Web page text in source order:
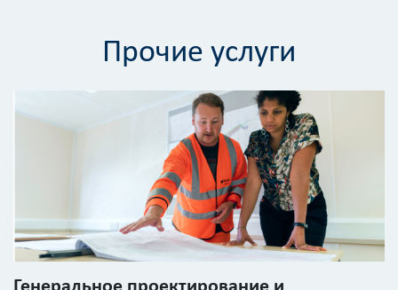
Прочие услуги
Площадь
?
Назначение
здания